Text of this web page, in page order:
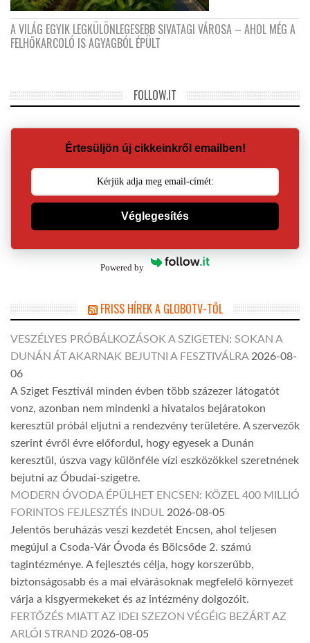
A VILÁG EGYIK LEGKÜLÖNLEGESEBB SIVATAGI VÁROSA – AHOL MÉG A
FELHŐKARCOLÓ IS AGYAGBÓL ÉPÜLT
FOLLOW.IT
Értesüljön új cikkeinkről emailben!
Véglegesítés
Powered by
FRISS HÍREK A GLOBOTV-TŐL
VESZÉLYES PRÓBÁLKOZÁSOK A SZIGETEN: SOKAN A
DUNÁN ÁT AKARNAK BEJUTNI A FESZTIVÁLRA 2026-08-
06
A Sziget Fesztivál minden évben több százezer látogatót
vonz, azonban nem mindenki a hivatalos bejáratokon
keresztül próbál eljutni a rendezvény területére. A szervezők
szerint évről évre előfordul, hogy egyesek a Dunán
keresztül, úszva vagy különféle vízi eszközökkel szeretnének
bejutni az Óbudai-szigetre.
MODERN ÓVODA ÉPÜLHET ENCSEN: KÖZEL 400 MILLIÓ
FORINTOS FEJLESZTÉS INDUL 2026-08-05
Jelentős beruházás veszi kezdetét Encsen, ahol teljesen
megújul a Csoda-Vár Óvoda és Bölcsőde 2. számú
tagintézménye. A fejlesztés célja, hogy korszerűbb,
biztonságosabb és a mai elvárásoknak megfelelő környezet
várja a kisgyermekeket és az intézmény dolgozóit.
FERTŐZÉS MIATT AZ IDEI SZEZON VÉGÉIG BEZÁRT AZ
ARLÓI STRAND 2026-08-05